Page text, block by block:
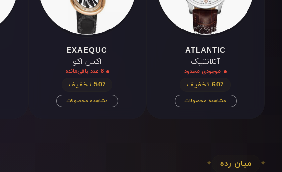
ATLANTIC
آتلانتیک
موجودی محدود
60٪ تخفیف
مشاهده محصولات
EXAEQUO
اکس اکو
8 عدد باقی‌مانده
50٪ تخفیف
مشاهده محصولات
✦ میان رده ✦